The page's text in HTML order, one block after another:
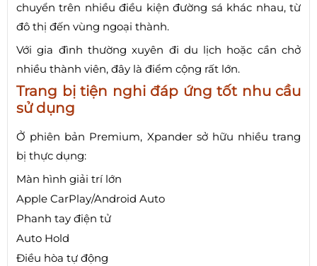
chuyển trên nhiều điều kiện đường sá khác nhau, từ
đô thị đến vùng ngoại thành.
Với gia đình thường xuyên đi du lịch hoặc cần chở
nhiều thành viên, đây là điểm cộng rất lớn.
Trang bị tiện nghi đáp ứng tốt nhu cầu
sử dụng
Ở phiên bản Premium, Xpander sở hữu nhiều trang
bị thực dụng:
Màn hình giải trí lớn
Apple CarPlay/Android Auto
Phanh tay điện tử
Auto Hold
Điều hòa tự động